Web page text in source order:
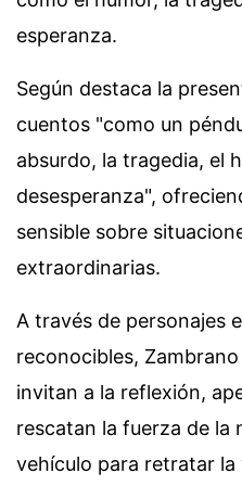
esperanza.
Según destaca la
cuentos "como un
absurdo, la tragedia, el
desesperanza",
sensible sobre
extraordinarias.
A través de personajes
reconocibles,
invitan a la reflexión,
rescatan la fuerza de la
vehículo para retratar la